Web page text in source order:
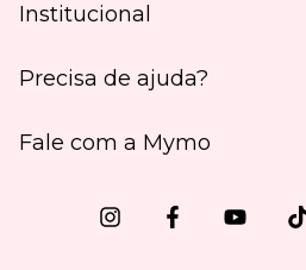
Institucional
Precisa de ajuda?
Fale com a Mymo